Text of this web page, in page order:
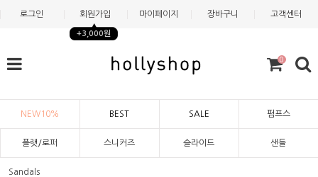
로그인 회원가입
+3,000원
마이페이지 장바구니 고객센터
0
NEW10% BEST SALE 펌프스
플랫/로퍼 스니커즈 슬라이드 샌들
Sandals